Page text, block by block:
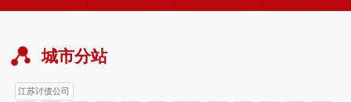
城市分站
江苏讨债公司